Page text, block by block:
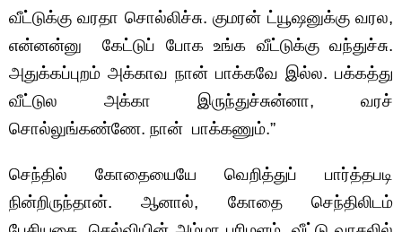
வீட்டுக்கு வரதா சொல்லிச்சு. குமரன் ட்யூஷனுக்கு வரல,
என்னன்னு கேட்டுப் போக உங்க வீட்டுக்கு வந்துச்சு.
அதுக்கப்புறம் அக்காவ நான் பாக்கவே இல்ல. பக்கத்து
வீட்டுல அக்கா இருந்துச்சுன்னா, வரச்
சொல்லுங்கண்ணே. நான் பாக்கணும்.”
செந்தில் கோதையையே வெறித்துப் பார்த்தபடி
நின்றிருந்தான். ஆனால், கோதை செந்திலிடம்